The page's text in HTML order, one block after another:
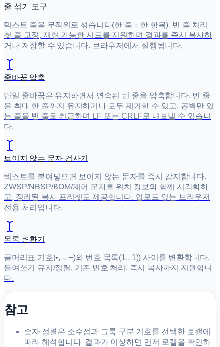
줄 섞기 도구
텍스트 줄을 무작위로 섞습니다(한 줄 = 한 항목). 빈 줄 처리,
첫 줄 고정, 재현 가능한 시드를 지원하며 결과를 즉시 복사하
거나 저장할 수 있습니다. 브라우저에서 실행됩니다.
줄바꿈 압축
단일 줄바꿈은 유지하면서 연속된 빈 줄을 압축합니다. 빈 줄
을 최대 한 줄까지 유지하거나 모두 제거할 수 있고, 공백만 있
는 줄을 빈 줄로 취급하며 LF 또는 CRLF로 내보낼 수 있습니
다.
보이지 않는 문자 검사기
텍스트를 붙여넣으면 보이지 않는 문자를 즉시 감지합니다.
ZWSP/NBSP/BOM/제어 문자를 위치 정보와 함께 시각화하
고, 정리된 복사 프리셋도 제공합니다. 업로드 없는 브라우저
전용 처리입니다.
목록 변환기
글머리표 기호(•, -, −)와 번호 목록(1., 1)) 사이를 변환합니다.
들여쓰기 유지/정렬, 기존 번호 처리, 즉시 복사까지 지원합니
다.
참고
숫자 정렬은 소수점과 그룹 구분 기호를 선택한 로캘에
따라 해석합니다. 결과가 이상하면 먼저 로캘을 확인하